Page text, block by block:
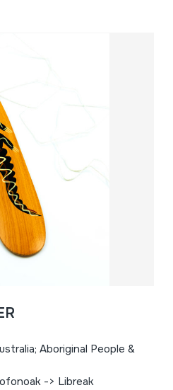
Aboriginal People &
-> Libreak